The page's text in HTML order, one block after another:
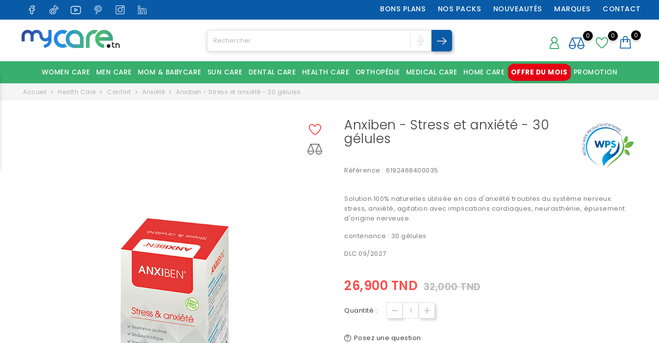
BONS PLANS NOS PACKS NOUVEAUTÉS MARQUES CONTACT
0 0
0
WOMEN CARE MEN CARE MOM & BABYCARE SUN CARE DENTAL CARE HEALTH CARE ORTHOPÉDIE MEDICAL CARE HOME CARE OFFRE DU MOIS PROMOTION
Accueil Health Care Confort Anxiété Anxiben - Stress et anxiété - 30 gélules
Anxiben - Stress et anxiété - 30
gélules
Référence : 6192468400035
Solution 100% naturelles utilisée en cas d'anxiété troubles du système nerveux:
stress, anxiété, agitation avec implications cardiaques, neurasthénie, épuisement
d'origine nerveuse.
contenance : 30 gélules
DLC 09/2027
26,900 TND 32,000 TND
Quantité :
Posez une question